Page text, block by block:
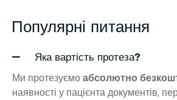
Популярні питання
Яка вартість протеза?
Ми протезуємоабсолютно
наявності у пацієнта документів,